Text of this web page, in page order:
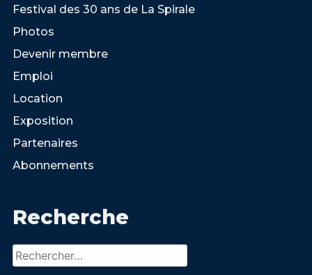
Festival des 30 ans de La Spirale
Photos
Devenir membre
Emploi
Location
Exposition
Partenaires
Abonnements
Recherche
Rechercher :